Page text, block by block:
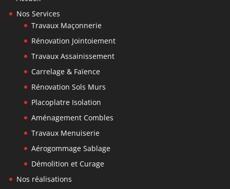
Nos Services
Travaux Maçonnerie
Rénovation Jointoiement
Travaux Assainissement
Carrelage & Faïence
Rénovation Sols Murs
Placoplatre Isolation
Aménagement Combles
Travaux Menuiserie
Aérogommage Sablage
Démolition et Curage
Nos réalisations